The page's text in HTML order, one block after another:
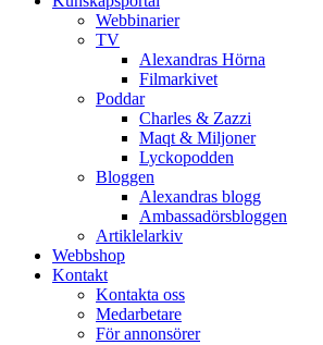
Webbinarier
TV
Alexandras Hörna
Filmarkivet
Poddar
Charles & Zazzi
Maqt & Miljoner
Lyckopodden
Bloggen
Alexandras blogg
Ambassadörsbloggen
Artiklelarkiv
Webbshop
Kontakt
Kontakta oss
Medarbetare
För annonsörer